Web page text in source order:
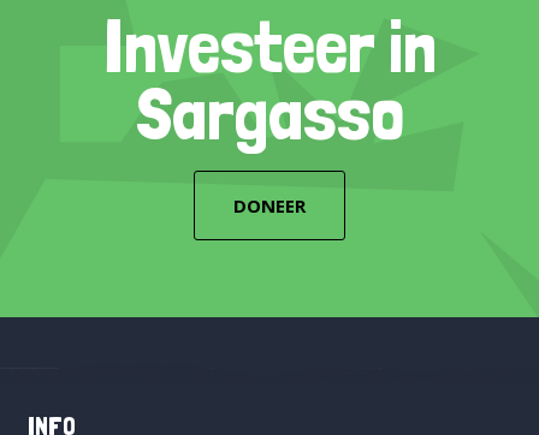
Investeer in
Sargasso
DONEER
INFO